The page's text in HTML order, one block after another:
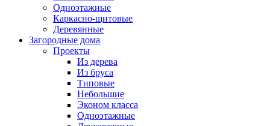
Одноэтажные
Каркасно-щитовые
Деревянные
Загородные дома
Проекты
Из дерева
Из бруса
Типовые
Небольшие
Эконом класса
Одноэтажные